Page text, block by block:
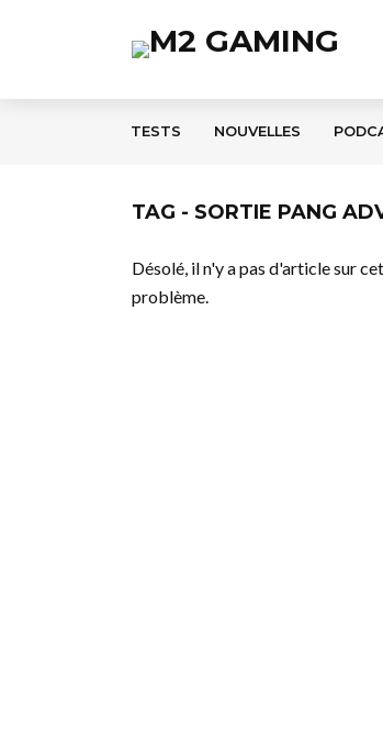
TESTS NOUVELLES
TAG - SORTIE PANG
Désolé, il n'y a pas d'article sur
problème.